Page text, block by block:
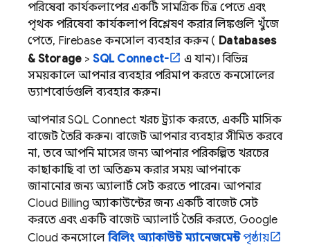
পরিষেবা কার্যকলাপের একটি সামগ্রিক চিত্র পেতে এবং
পৃথক পরিষেবা কার্যকলাপ বিশ্লেষণ করার লিঙ্কগুলি খুঁজে
পেতে, Firebase কনসোল ব্যবহার করুন ( Databases
& Storage >SQL Connect-
এ যান)। বিভিন্ন
সময়কালে আপনার ব্যবহার পরিমাপ করতে কনসোলের
ড্যাশবোর্ডগুলি ব্যবহার করুন।
আপনারSQL Connect খরচ ট্র্যাক করতে, একটি মাসিক
বাজেট তৈরি করুন। বাজেট আপনার ব্যবহার সীমিত করবে
না, তবে আপনি মাসের জন্য আপনার পরিকল্পিত খরচের
কাছাকাছি বা তা অতিক্রম করার সময় আপনাকে
জানানোর জন্য অ্যালার্ট সেট করতে পারেন। আপনার
Cloud Billing অ্যাকাউন্টের জন্য একটি বাজেট সেট
করতে এবং একটি বাজেট অ্যালার্ট তৈরি করতে, Google
Cloud কনসোলেবিলিং অ্যাকাউন্ট ম্যানেজমেন্টপৃষ্ঠায়